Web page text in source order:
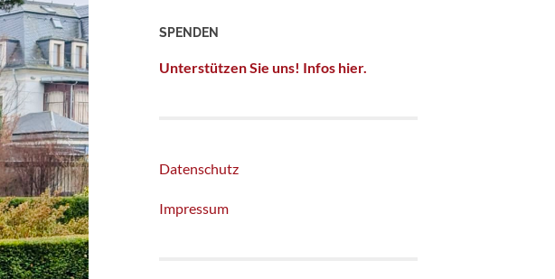
SPENDEN
Unterstützen Sie uns! Infos hier.
Datenschutz
Impressum